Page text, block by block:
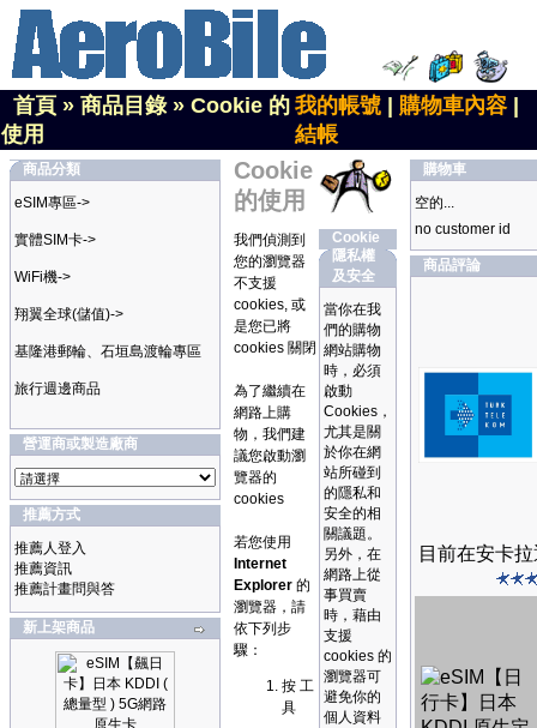
首頁 » 商品目錄» Cookie 的
使用
我的帳號 購物車內容
結帳
商品分類
eSIM專區->
實體SIM卡->
WiFi機->
翔翼全球(儲值)->
基隆港郵輪、石垣島渡輪專區
旅行週邊商品
營運商或製造廠商
推薦方式
推薦人登入
推薦資訊
推薦計畫問與答
新上架商品
Cookie
的使用
Cookie
隱私權
及安全
當你在我
們的購物
網站購物
時，必須
啟動
Cookies，
尤其是關
於你在網
站所碰到
的隱私和
安全的相
關議題。
另外，在
網路上從
事買賣
時，藉由
支援
cookies 的
瀏覽器可
避免你的
個人資料
我們偵測到
您的瀏覽器
不支援
cookies, 或
是您已將
cookies 關閉
為了繼續在
網路上購
物，我們建
議您啟動瀏
覽器的
cookies
若您使用
Internet
Explorer 的
瀏覽器，請
依下列步
驟：
按 工
具
購物車
空的...
no customer id
商品評論
目前在安卡